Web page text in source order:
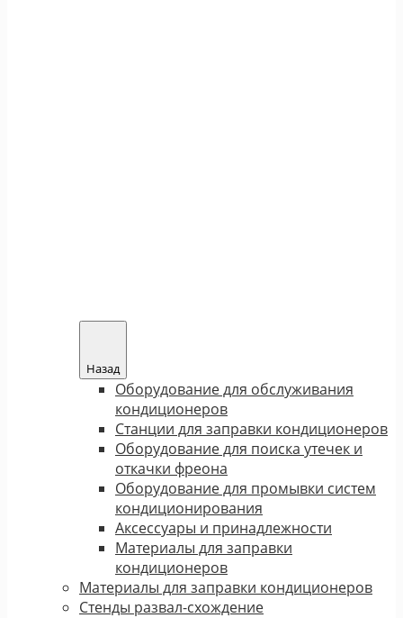
Назад
Оборудование для обслуживания
кондиционеров
Станции для заправки кондиционеров
Оборудование для поиска утечек и
откачки фреона
Оборудование для промывки систем
кондиционирования
Аксессуары и принадлежности
Материалы для заправки
кондиционеров
Материалы для заправки кондиционеров
Стенды развал-схождение